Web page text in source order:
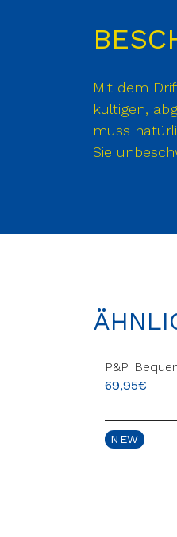
Mit dem
kultigen,
muss
Sie
P&P
69,95€
NEW